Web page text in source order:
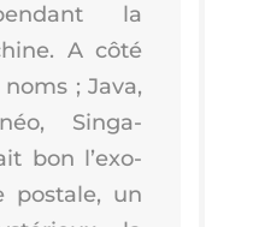
la
A côté
; Java,
Sin­ga­
bon l’exo­
pos­tale, un